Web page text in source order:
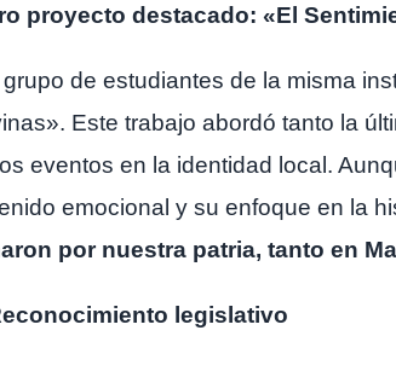
proyecto destacado: «El
grupo de estudiantes de la misma
Este trabajo abordó tanto la
eventos en la identidad local.
emocional y su enfoque en la
por nuestra patria, tanto en
legislativo